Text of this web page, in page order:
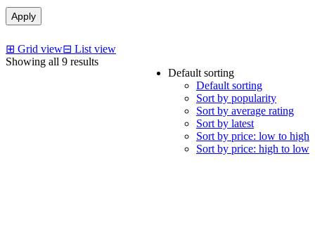
Apply
⊞ Grid view⊟ List view
Showing all 9 results
Default sorting
Default sorting
Sort by popularity
Sort by average rating
Sort by latest
Sort by price: low to high
Sort by price: high to low